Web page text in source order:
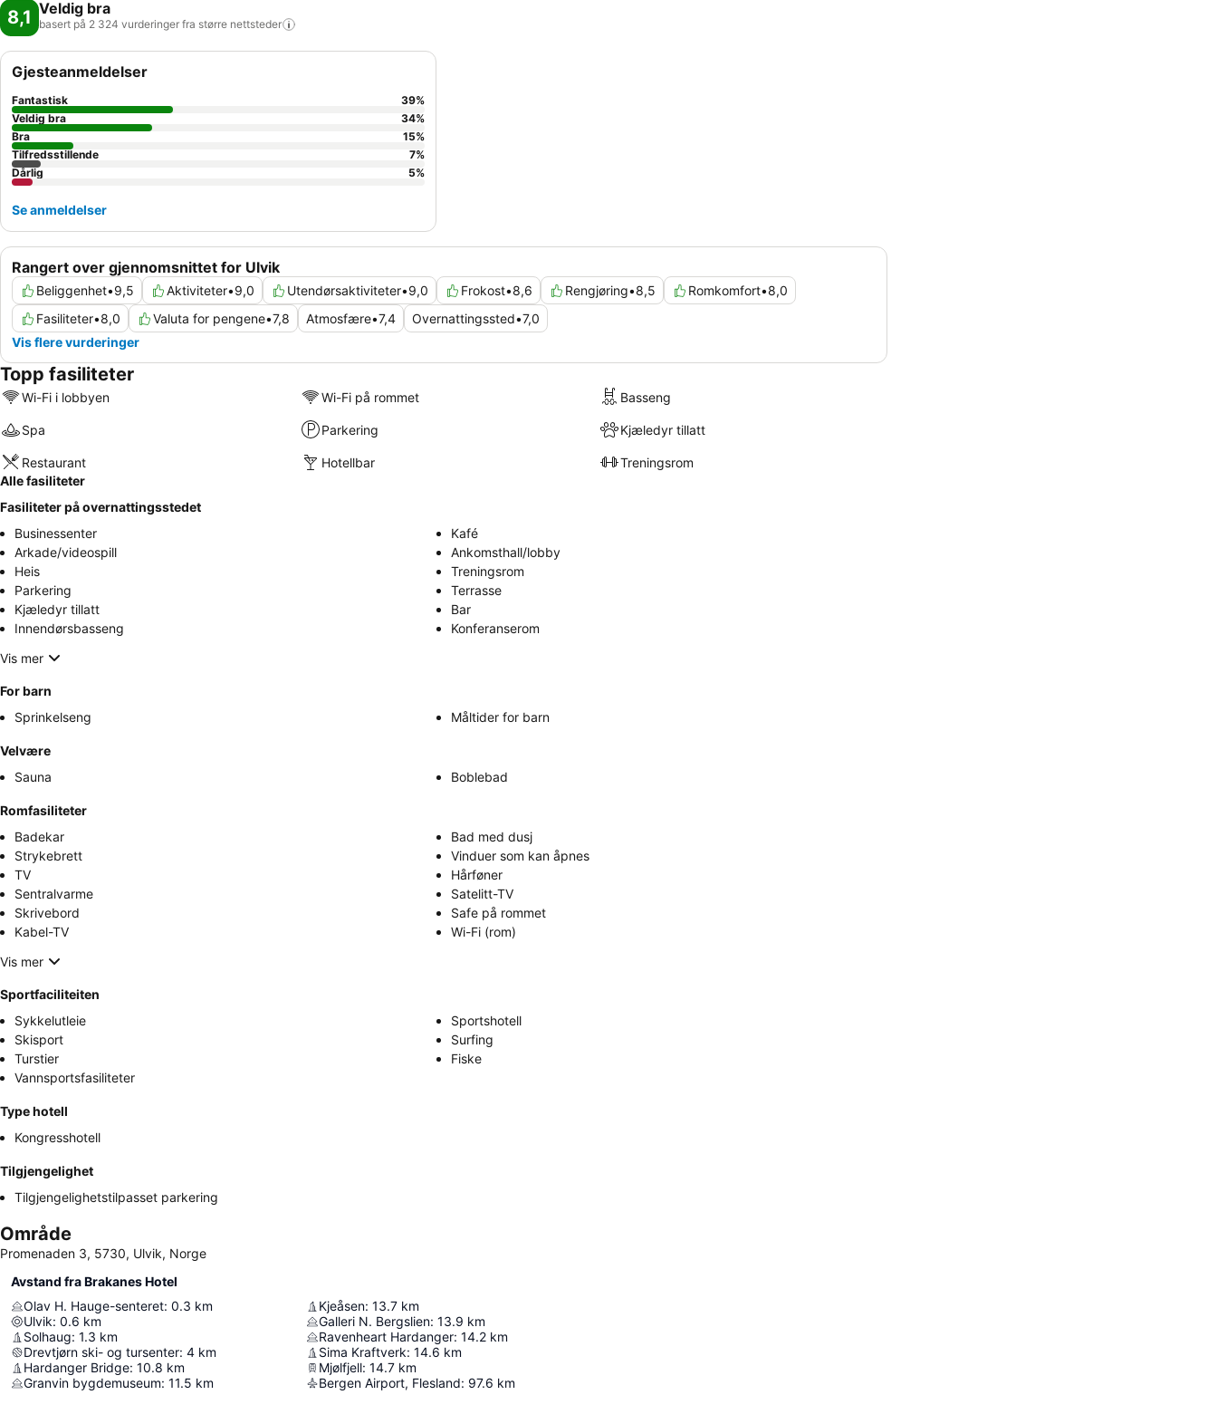
8,1 Veldig bra
basert på 2 324 vurderinger fra større nettsteder
Rangert over gjennomsnittet for Ulvik
Beliggenhet•9,5 Aktiviteter•9,0 Utendørsaktiviteter•9,0 Frokost•8,6 Rengjøring•8,5 Romkomfort•8,0
Fasiliteter•8,0 Valuta for pengene•7,8 Atmosfære•7,4 Overnattingssted•7,0
Vis flere vurderinger
Gjesteanmeldelser
Fantastisk 39%
Veldig bra
34%
Bra
15%
Tilfredsstillende
7%
Dårlig
5%
Se anmeldelser
Topp fasiliteter
Wi-Fi i lobbyen Wi-Fi på rommet Basseng
Spa Parkering Kjæledyr tillatt
Restaurant Hotellbar
Treningsrom
Alle fasiliteter
Fasiliteter på overnattingsstedet
Businessenter
Kafé
Arkade/videospill
Ankomsthall/lobby
Heis
Treningsrom
Parkering
Terrasse
Kjæledyr tillatt
Bar
Innendørsbasseng
Konferanserom
Vis mer
For barn
Sprinkelseng
Måltider for barn
Velvære
Sauna
Boblebad
Romfasiliteter
Badekar
Bad med dusj
Strykebrett
Vinduer som kan åpnes
TV
Hårføner
Sentralvarme
Satelitt-TV
Skrivebord
Safe på rommet
Kabel-TV
Wi-Fi (rom)
Vis mer
Sportfaciliteiten
Sykkelutleie
Sportshotell
Skisport
Surfing
Turstier
Fiske
Vannsportsfasiliteter
Type hotell
Kongresshotell
Tilgjengelighet
Tilgjengelighetstilpasset parkering
Område
Promenaden 3, 5730, Ulvik, Norge
Avstand fra Brakanes Hotel
Olav H. Hauge-senteret: 0.3 km
Ulvik: 0.6 km
Solhaug: 1.3 km
Drevtjørn ski- og tursenter: 4 km
Hardanger Bridge: 10.8 km
Granvin bygdemuseum: 11.5 km
Kjeåsen: 13.7 km
Galleri N. Bergslien: 13.9 km
Ravenheart Hardanger: 14.2 km
Sima Kraftverk: 14.6 km
Mjølfjell: 14.7 km
Bergen Airport, Flesland: 97.6 km